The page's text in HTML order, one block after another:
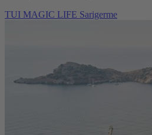
TUI MAGIC LIFE Sarigerme